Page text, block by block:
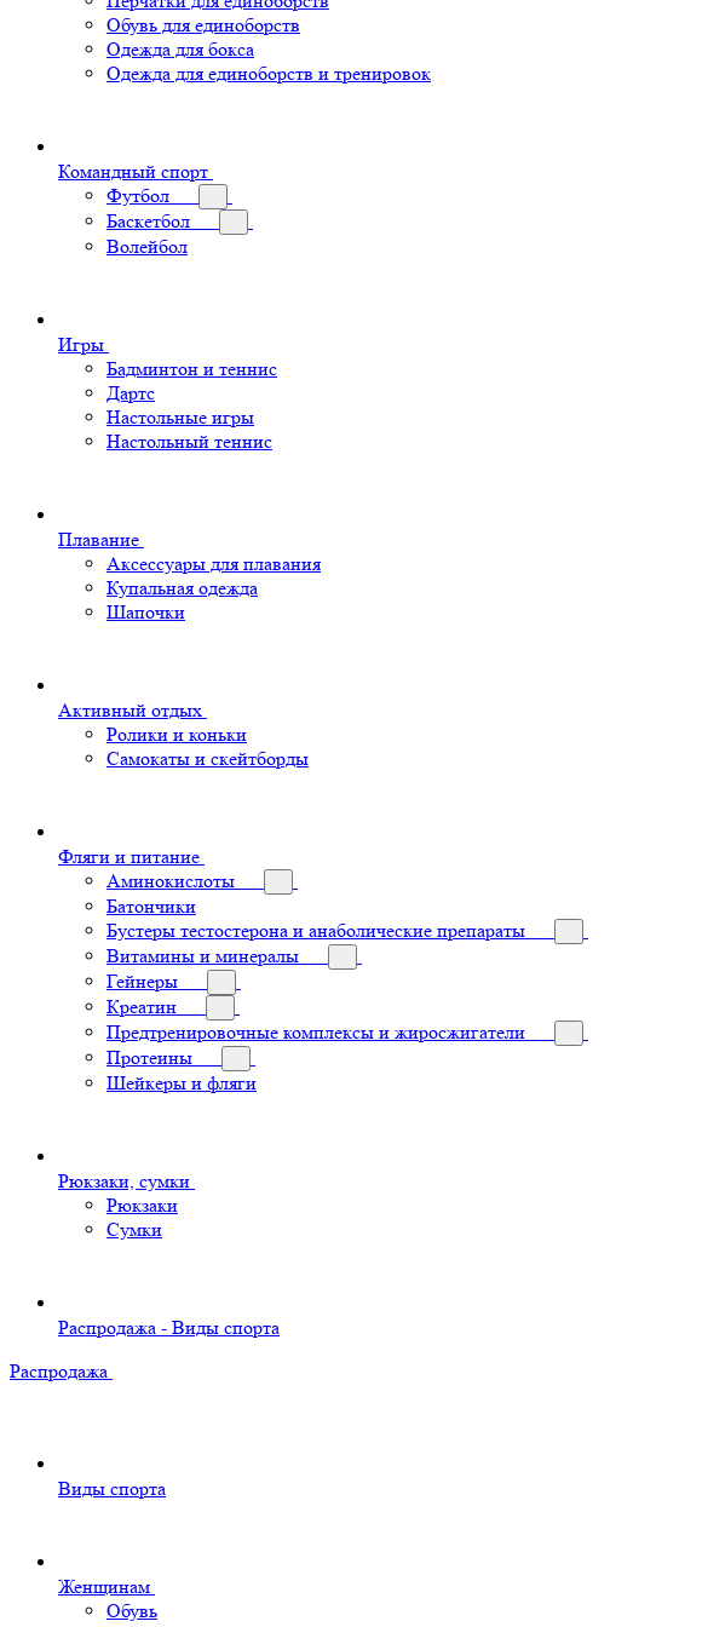
Обувь для единоборств
Одежда для бокса
Одежда для единоборств и тренировок
Командный спорт
Футбол
Баскетбол
Волейбол
Игры
Бадминтон и теннис
Дартс
Настольные игры
Настольный теннис
Плавание
Аксессуары для плавания
Купальная одежда
Шапочки
Активный отдых
Ролики и коньки
Самокаты и скейтборды
Фляги и питание
Аминокислоты
Батончики
Бустеры тестостерона и анаболические препараты
Витамины и минералы
Гейнеры
Креатин
Предтренировочные комплексы и жиросжигатели
Протеины
Шейкеры и фляги
Рюкзаки, сумки
Рюкзаки
Сумки
Распродажа - Виды спорта
Распродажа
Виды спорта
Женщинам
Обувь